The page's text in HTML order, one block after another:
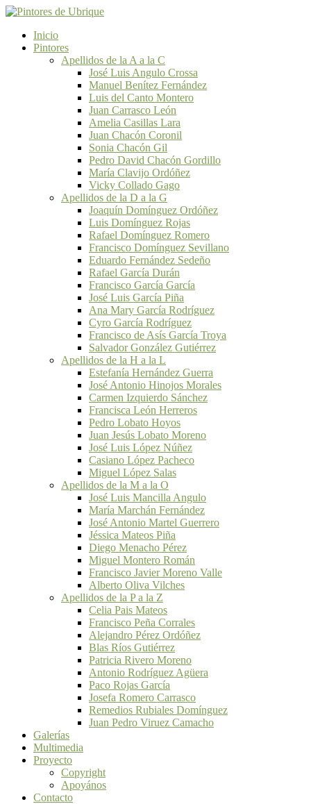
Inicio
Pintores
Apellidos de la A a la C
José Luis Angulo Crossa
Manuel Benítez Fernández
Luis del Canto Montero
Juan Carrasco León
Amelia Casillas Lara
Juan Chacón Coronil
Sonia Chacón Gil
Pedro David Chacón Gordillo
María Clavijo Ordóñez
Vicky Collado Gago
Apellidos de la D a la G
Joaquín Domínguez Ordóñez
Luis Domínguez Rojas
Rafael Domínguez Romero
Francisco Domínguez Sevillano
Eduardo Fernández Sedeño
Rafael García Durán
Francisco García García
José Luis García Piña
Ana Mary García Rodríguez
Cyro García Rodríguez
Francisco de Asís García Troya
Salvador González Gutiérrez
Apellidos de la H a la L
Estefanía Hernández Guerra
José Antonio Hinojos Morales
Carmen Izquierdo Sánchez
Francisca León Herreros
Pedro Lobato Hoyos
Juan Jesús Lobato Moreno
José Luis López Núñez
Casiano López Pacheco
Miguel López Salas
Apellidos de la M a la O
José Luis Mancilla Angulo
María Marchán Fernández
José Antonio Martel Guerrero
Jéssica Mateos Piña
Diego Menacho Pérez
Miguel Montero Román
Francisco Javier Moreno Valle
Alberto Oliva Vilches
Apellidos de la P a la Z
Celia Pais Mateos
Francisco Peña Corrales
Alejandro Pérez Ordóñez
Blas Ríos Gutiérrez
Patricia Rivero Moreno
Antonio Rodríguez Agüera
Paco Rojas García
Josefa Romero Carrasco
Remedios Rubiales Domínguez
Juan Pedro Viruez Camacho
Galerías
Multimedia
Proyecto
Copyright
Apoyános
Contacto